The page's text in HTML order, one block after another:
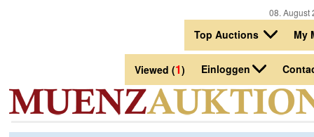
08.
Top Auctions My
Viewed (1) Einloggen